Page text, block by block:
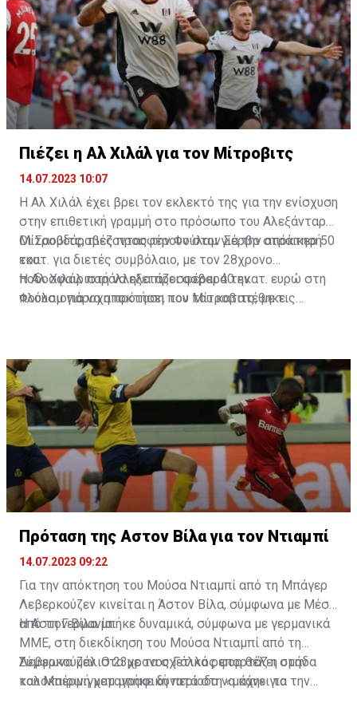
Ισπανός στόπερ.
Πιέζει η Αλ Χιλάλ για τον Μίτροβιτς
14.07.2023 10:07
Η Αλ Χιλάλ έχει βρει τον εκλεκτό της για την ενίσχυση
στην επιθετική γραμμή στο πρόσωπο του Αλεξάνταρ
Μίτροβιτς, πιέζοντας την Φούλαμ για την απόκτησή
του.
Οι Σαουδάραβες προσφέρουν στον Σέρβο στράικερ 50
εκατ. για διετές συμβόλαιο, με τον 28χρονο
ποδοσφαιριστή να εξετάζει σοβαρά την
πλουσιοπάροχη πρόταση που του κατατέθηκε.
Η Αλ Χιλάλ παράλληλα προσφέρει 40 εκατ. ευρώ στη
Φούλαμ για να αποκτήσει τον Μίτροβιτς, με τις
Πρόταση της Αστον Βίλα για τον Ντιαμπί
14.07.2023 09:22
Για την απόκτηση του Μούσα Ντιαμπί από τη Μπάγερ
Λεβερκούζεν κινείται η Άστον Βίλα, σύμφωνα με Μέσα
από τη Γερμανία.
Η Αστον Βίλα μπήκε δυναμικά, σύμφωνα με γερμανικά
ΜΜΕ, στη διεκδίκηση του Μούσα Ντιαμπί από τη
Λεβερκούζεν. Ο 23χρονος Γάλλος φορ θέλει στην
καλοκαιρινή μεταγραφική περίοδο να κάνει το
Σύμφωνα μάλιστα με τα σχετικά ρεπορτάζ η ομάδα
του Μπέρμιγχαμ μπήκε δυνατά στη «μάχη» για την